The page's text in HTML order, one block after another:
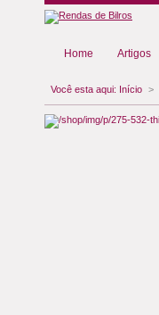
Home Artigos
Você esta aqui: Início >